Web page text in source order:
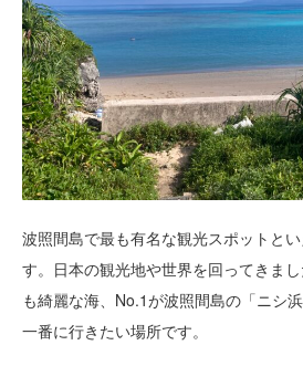
波照間島で最も有名な観光スポットと
す。日本の観光地や世界を回ってきま
も綺麗な海、No.1が波照間島の「ニシ
一番に行きたい場所です。